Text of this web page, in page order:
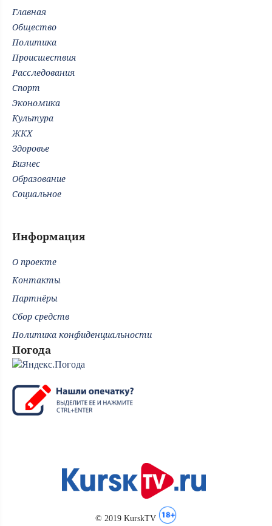
Главная
Общество
Политика
Происшествия
Расследования
Спорт
Экономика
Культура
ЖКХ
Здоровье
Бизнес
Образование
Социальное
Информация
О проекте
Контакты
Партнёры
Сбор средств
Политика конфиденциальности
Погода
© 2019 KurskTV